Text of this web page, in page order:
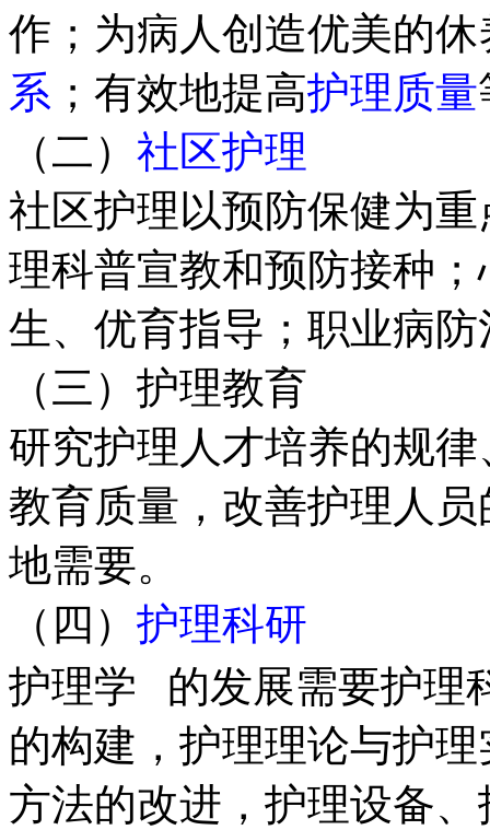
作；为病人创造优美的
系 ；有效地提高护理质量
（二） 社区护理
社区护理以预防保健为
理科普宣教和预防接种
生、优育指导；职业病
（三）护理教育
研究护理人才培养的规
教育质量，改善护理人
地需要。
（四） 护理科研
护理学
的发展需要护理
的构建，护理理论与护
方法的改进，护理设备